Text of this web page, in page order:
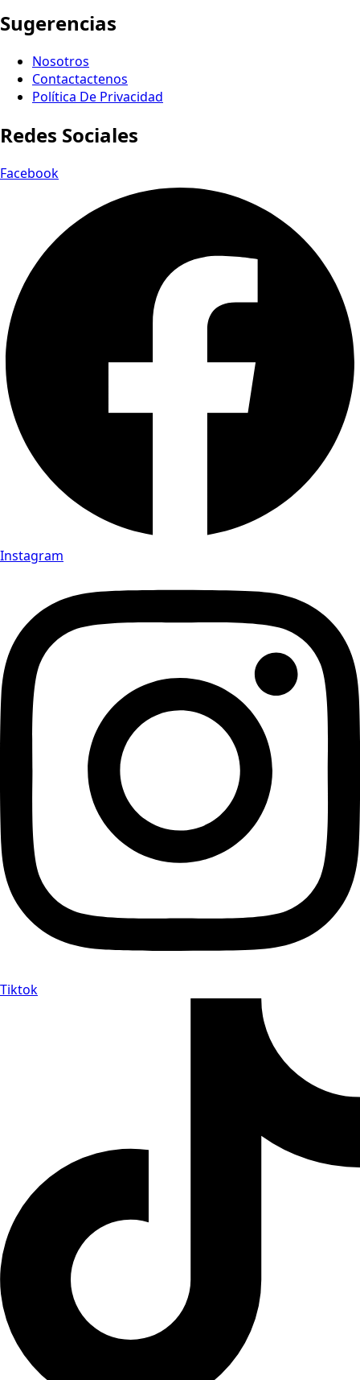
Sugerencias
Nosotros
Contactactenos
Política De Privacidad
Redes Sociales
Facebook
Instagram
Tiktok